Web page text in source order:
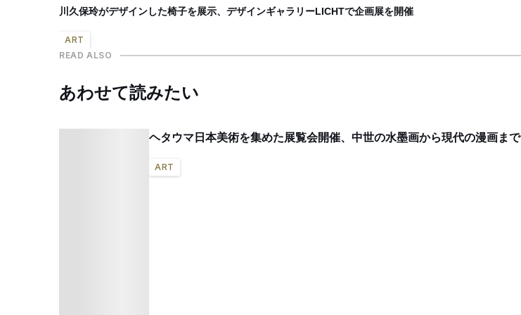
川久保玲がデザインした椅子を展示、デザインギャラリーLICHTで企画展を開催
ART
READ ALSO
あわせて読みたい
ヘタウマ日本美術を集めた展覧会開催、中世の水墨画から現代の漫画まで
ART